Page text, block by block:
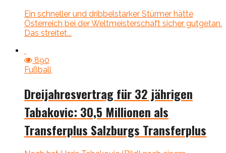
Ein schneller und dribbelstarker Stürmer hätte
Österreich bei der Weltmeisterschaft sicher gutgetan.
Das streitet...
890
Fußball
Dreijahresvertrag für 32 jährigen
Tabakovic: 30,5 Millionen als
Transferplus Salzburgs Transferplus